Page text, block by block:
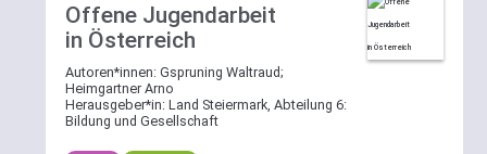
Offene Jugendarbeit
in Österreich
Autoren*innen: Gspruning Waltraud;
Heimgartner Arno
Herausgeber*in: Land Steiermark, Abteilung 6:
Bildung und Gesellschaft